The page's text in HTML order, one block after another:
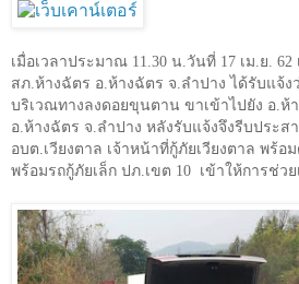
เมื่อเวลาประมาณ 11.30 น.วันที่ 17 เม.ย. 62
สภ.ห้างฉัตร อ.ห้างฉัตร จ.ลำปาง ได้รับแจ้ง
บริเวณทางลงดอยขุนตาน ขาเข้าไปยัง อ.ห้
อ.ห้างฉัตร จ.ลำปาง หลังรับแจ้งจึงรีบประส
อบต.เวียงตาล เจ้าหน้าที่กู้ภัยเวียงตาล พร้อ
พร้อมรถกู้ภัยเล็ก ปภ.เขต 10 เข้าให้การช่ว